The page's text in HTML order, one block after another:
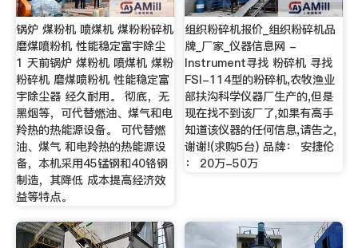
锅炉 煤粉机 喷煤机 煤粉粉碎机
磨煤喷粉机 性能稳定富宇除尘
1 天前锅炉 煤粉机 喷煤机 煤粉
粉碎机 磨煤喷粉机 性能稳定富
宇除尘器 经久耐用。 彻底，无
黑烟等，可代替燃油、煤气和电
羚热的热能源设备。 可代替燃
油、煤气 和电羚热的热能源设
备，本机采用45锰钢和40铬钢
制造，其降低 成本提高经济效
益等特点。
组织粉碎机报价_组织粉碎机品
牌_厂家_仪器信息网 -
Instrument寻找 粉碎机 寻找
FSI-114型的粉碎机,农牧渔业
部扶沟科学仪器厂生产的,但是
现在找不到该厂了,如果有高手
知道该仪器的任何信息,请告之,
谢谢!(求购5台) 品牌： 安捷伦
： 20万-50万